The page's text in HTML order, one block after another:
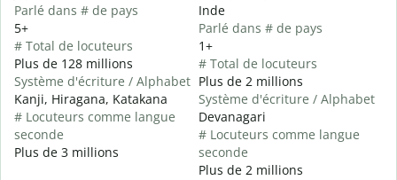
Parlé dans # de pays
5+
# Total de locuteurs
Plus de 128 millions
Système d'écriture / Alphabet
Kanji, Hiragana, Katakana
# Locuteurs comme langue
seconde
Plus de 3 millions
Inde
Parlé dans # de pays
1+
# Total de locuteurs
Plus de 2 millions
Système d'écriture / Alphabet
Devanagari
# Locuteurs comme langue
seconde
Plus de 2 millions